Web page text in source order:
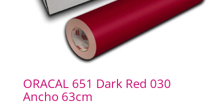
ORACAL 651 Dark Red 030
Ancho 63cm